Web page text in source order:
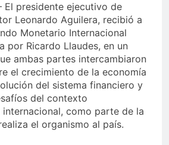
El presidente ejecutivo de
Leonardo Aguilera, recibió a
Monetario Internacional
por Ricardo Llaudes, en un
ambas partes intercambiaron
el crecimiento de la economía
del sistema financiero y
del contexto
como parte de la
el organismo al país.